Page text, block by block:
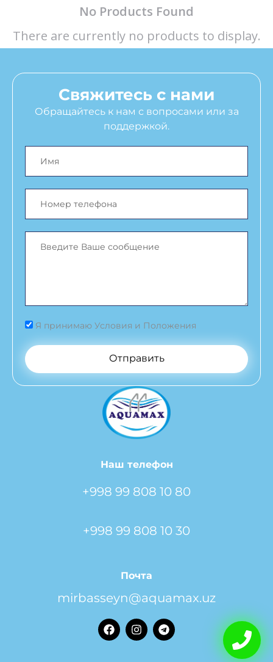
No Products Found
There are currently no products to display.
Свяжитесь с нами
Обращайтесь к нам с вопросами или за
поддержкой.
Я принимаю Условия и Положения
Отправить
Наш телефон
+998 99 808 10 80
+998 99 808 10 30
Почта
mirbasseyn@aquamax.uz